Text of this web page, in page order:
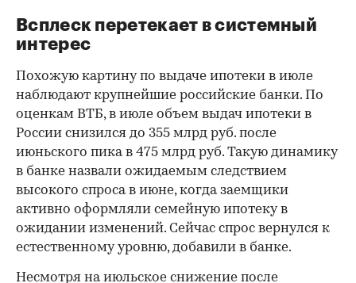
Всплеск перетекает в системный
интерес
Похожую картину по выдаче ипотеки в июле
наблюдают крупнейшие российские банки. По
оценкам ВТБ, в июле объем выдач ипотеки в
России снизился до 355 млрд руб. после
июньского пика в 475 млрд руб. Такую динамику
в банке назвали ожидаемым следствием
высокого спроса в июне, когда заемщики
активно оформляли семейную ипотеку в
ожидании изменений. Сейчас спрос вернулся к
естественному уровню, добавили в банке.
Несмотря на июльское снижение после